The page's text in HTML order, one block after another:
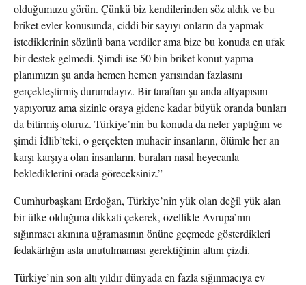
olduğumuzu görün. Çünkü biz kendilerinden söz aldık ve bu
briket evler konusunda, ciddi bir sayıyı onların da yapmak
istediklerinin sözünü bana verdiler ama bize bu konuda en ufak
bir destek gelmedi. Şimdi ise 50 bin briket konut yapma
planımızın şu anda hemen hemen yarısından fazlasını
gerçekleştirmiş durumdayız. Bir taraftan şu anda altyapısını
yapıyoruz ama sizinle oraya gidene kadar büyük oranda bunları
da bitirmiş oluruz. Türkiye’nin bu konuda da neler yaptığını ve
şimdi İdlib’teki, o gerçekten muhacir insanların, ölümle her an
karşı karşıya olan insanların, buraları nasıl heyecanla
beklediklerini orada göreceksiniz.”
Cumhurbaşkanı Erdoğan, Türkiye’nin yük olan değil yük alan
bir ülke olduğuna dikkati çekerek, özellikle Avrupa’nın
sığınmacı akınına uğramasının önüne geçmede gösterdikleri
fedakârlığın asla unutulmaması gerektiğinin altını çizdi.
Türkiye’nin son altı yıldır dünyada en fazla sığınmacıya ev